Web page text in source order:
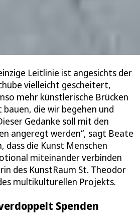
Leitlinie ist angesichts der
vielleicht gescheitert,
mehr künstlerische Brücken
die wir begehen und
Gedanke soll mit den
angeregt werden“, sagt Beate
dass die Kunst Menschen
miteinander verbinden
des KunstRaum St. Theodor
multikulturellen Projekts.
Spenden